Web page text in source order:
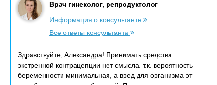
Врач гинеколог, репродуктолог
Информация о консультанте
Все ответы консультанта
Здравствуйте, Александра! Принимать средства
экстренной контрацепции нет смысла, т.к. вероятность
беременности минимальная, а вред для организма от